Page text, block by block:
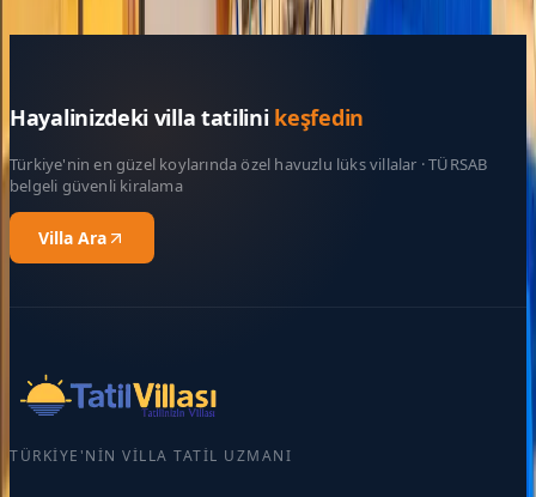
Hayalinizdeki villa tatilini keşfedin
Türkiye'nin en güzel koylarında özel havuzlu lüks villalar · TÜRSAB
belgeli güvenli kiralama
Villa Ara
TÜRKIYE'NIN VILLA TATIL UZMANI